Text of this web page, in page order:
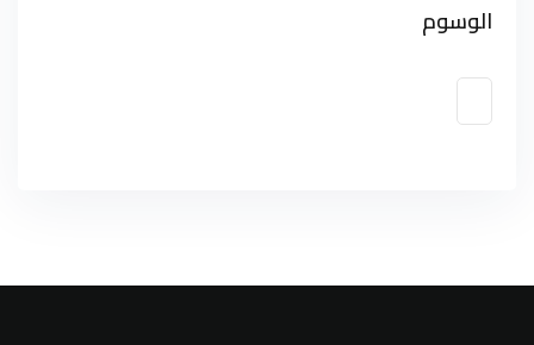
الوسوم